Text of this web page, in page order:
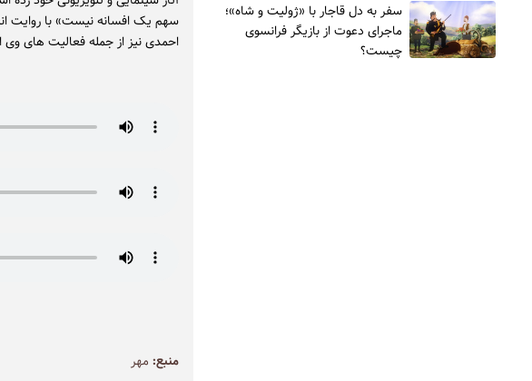
سهم یک افسانه نیست» با روایت
احمدی نیز از جمله فعالیت های
منبع: مهر
سفر به دل قاجار با «ژولیت و شاه»؛
ماجرای دعوت از ‌بازیگر فرانسوی
چیست؟